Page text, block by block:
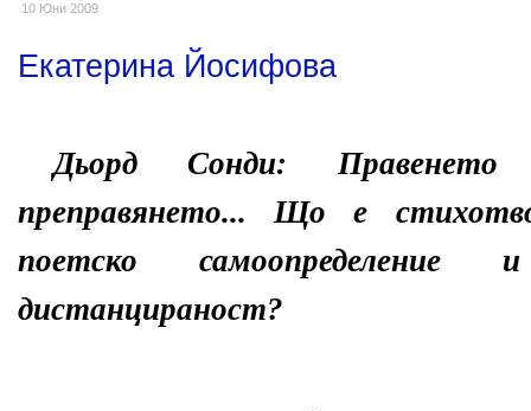
10 Юни 2009
Екатерина Йосифова
Дьорд Сонди:
преправянето... Що е
поетско
дистанцираност?